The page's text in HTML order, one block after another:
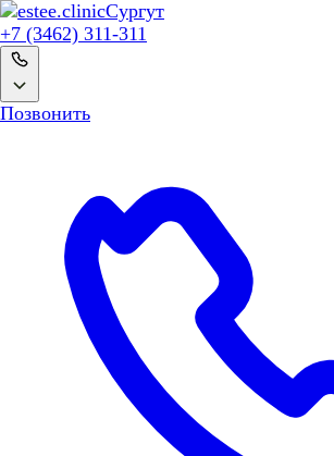
Сургут
+7 (3462) 311-311
Позвонить